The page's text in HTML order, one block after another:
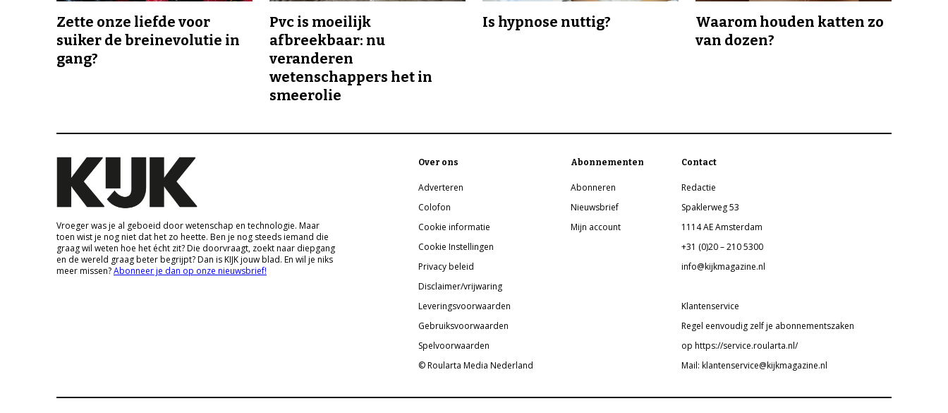
Zette onze liefde voor
suiker de breinevolutie in
gang?
Pvc is moeilijk
afbreekbaar: nu
veranderen
wetenschappers het in
smeerolie
Is hypnose nuttig?
Waarom houden katten zo
van dozen?
Vroeger was je al geboeid door wetenschap en technologie. Maar
toen wist je nog niet dat het zo heette. Ben je nog steeds iemand die
graag wil weten hoe het écht zit? Die doorvraagt, zoekt naar diepgang
en de wereld graag beter begrijpt? Dan is KIJK jouw blad. En wil je niks
meer missen?Abonneer je dan op onze nieuwsbrief!
Over ons
Adverteren
Colofon
Cookie informatie
Cookie Instellingen
Privacy beleid
Disclaimer/vrijwaring
Leveringsvoorwaarden
Gebruiksvoorwaarden
Spelvoorwaarden
© Roularta Media Nederland
Abonnementen
Abonneren
Nieuwsbrief
Mijn account
Contact
Redactie
Spaklerweg 53
1114 AE Amsterdam
+31 (0)20 – 210 5300
info@kijkmagazine.nl
Klantenservice
Regel eenvoudig zelf je abonnementszaken
op https://service.roularta.nl/
Mail: klantenservice@kijkmagazine.nl